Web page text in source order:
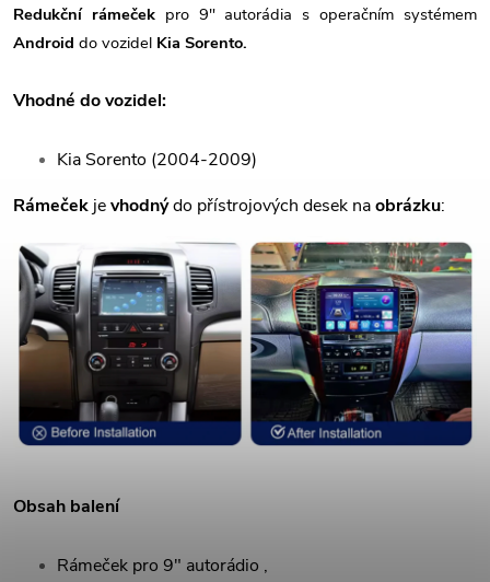
Redukční rámečekpro 9" autorádia s operačním systémem
Android do vozidel Kia Sorento.
Vhodné do vozidel:
Kia Sorento (2004-2009)
Rámeček jevhodnýdo přístrojových desek naobrázku:
Obsah balení
Rámeček pro 9" autorádio ,